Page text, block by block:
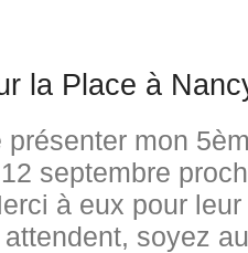
la Place à
mon
septembre
à eux pour
soyez